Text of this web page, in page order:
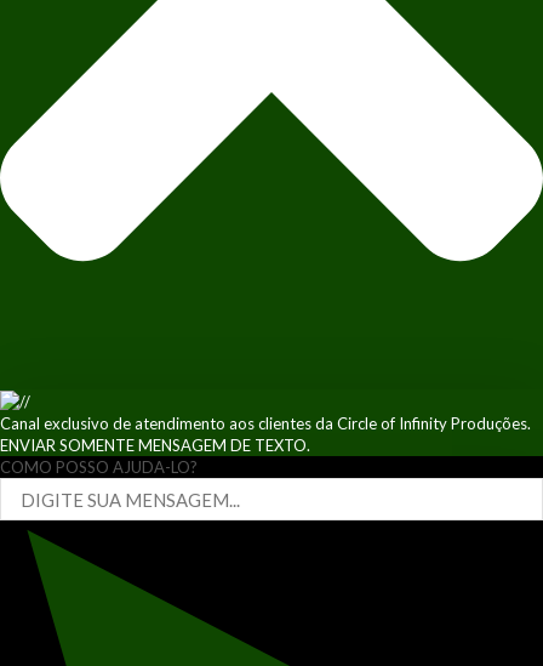
Canal exclusivo de atendimento aos clientes da Circle of Infinity Produções.
ENVIAR SOMENTE MENSAGEM DE TEXTO.
COMO POSSO AJUDA-LO?